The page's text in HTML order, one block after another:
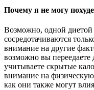
Почему я не могу
Возможно, одной диетой
сосредотачиваются
внимание на другие
возможно вы переедаете
учитываете скрытые
внимание на физическую
как они также могут